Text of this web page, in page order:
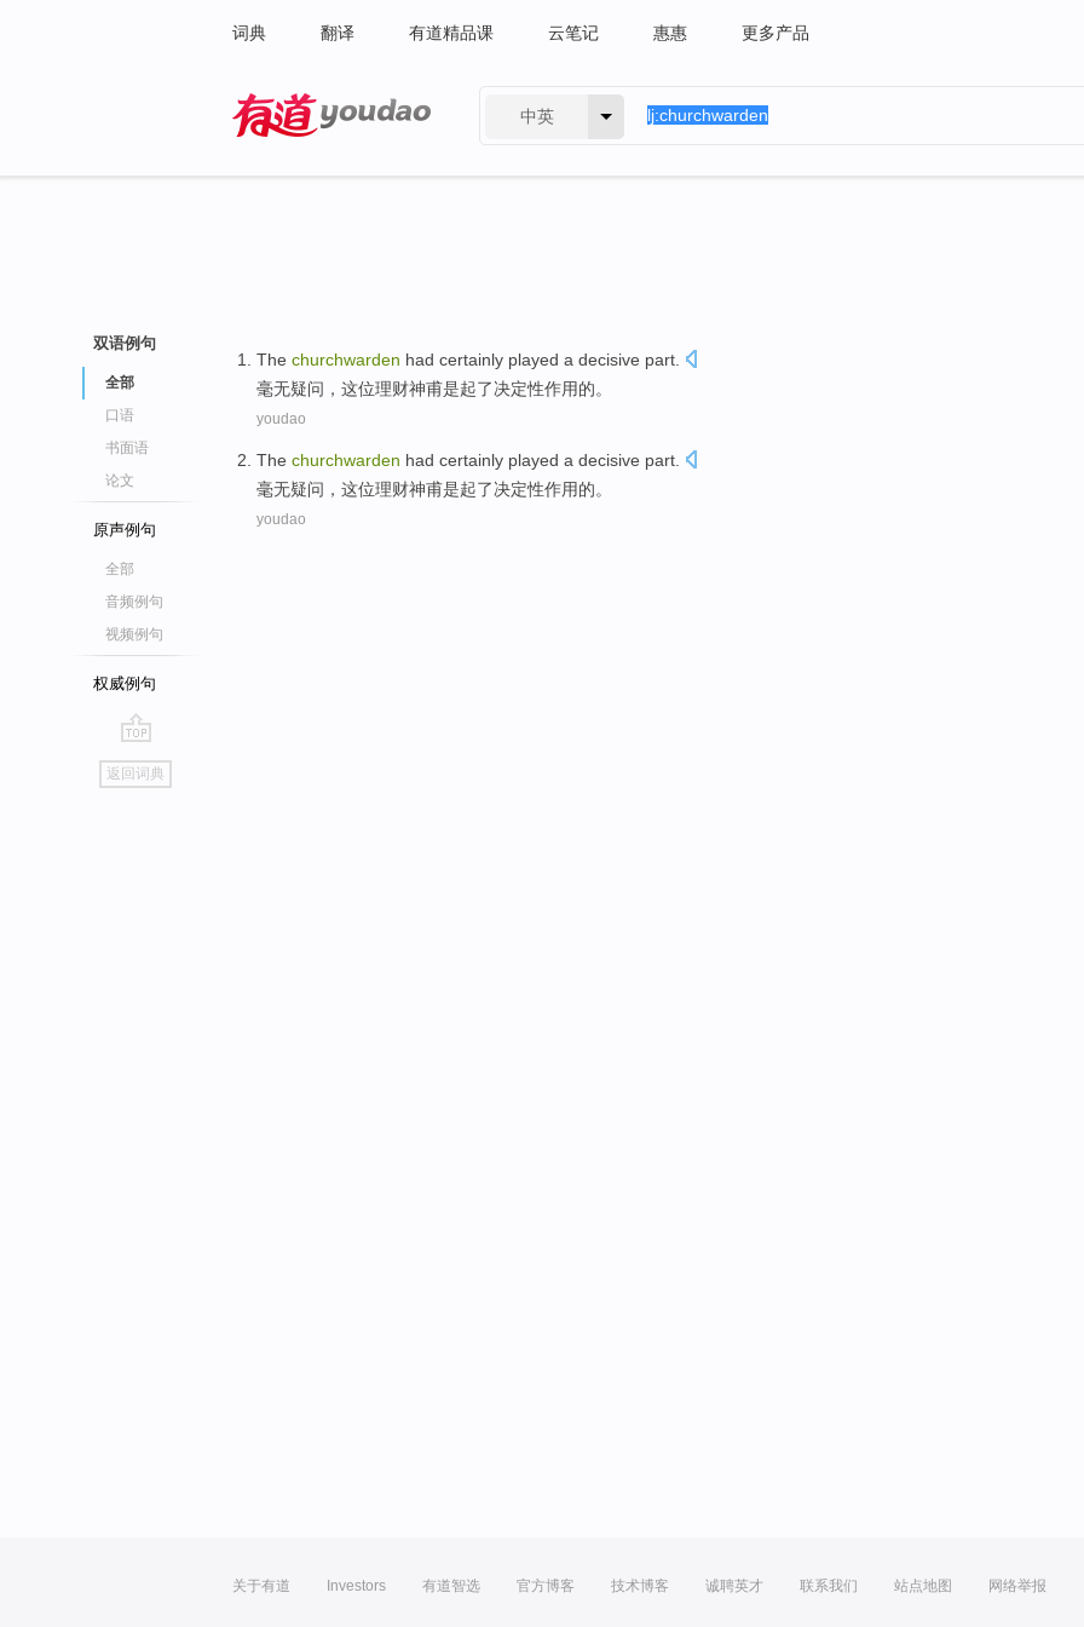
词典 翻译 有道精品课 云笔记 惠惠 更多产品
中英
双语例句
全部
口语
书面语
论文
原声例句
全部
音频例句
视频例句
权威例句
go
top
返回词典
The churchwarden had certainly played a decisive part.
毫无疑问 ， 这位理财神甫是起了决定性作用的。
youdao
The churchwarden had certainly played a decisive part.
毫无疑问 ， 这位理财神甫是起了决定性作用的。
youdao
关于有道 Investors 有道智选 官方博客 技术博客 诚聘英才 联系我们 站点地图 网络举报